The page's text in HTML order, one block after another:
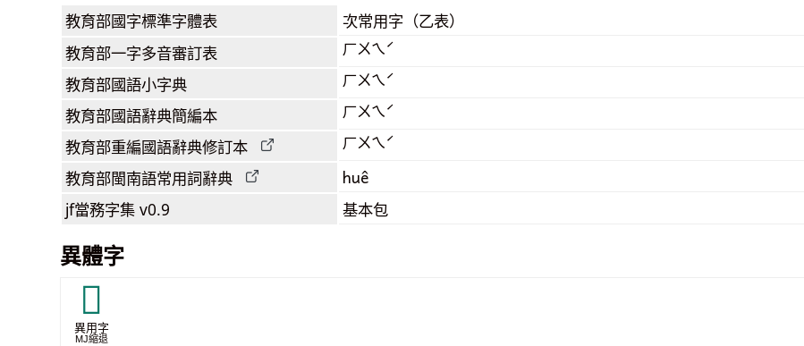
教育部國字標準字體表 次常用字（乙表）
教育部一字多音審訂表 ㄏㄨㄟˊ
教育部國語小字典 ㄏㄨㄟˊ
教育部國語辭典簡編本 ㄏㄨㄟˊ
教育部重編國語辭典修訂本 ㄏㄨㄟˊ
教育部閩南語常用詞辭典 huê
jf當務字集 v0.9 基本包
異體字
𭰁
異用字
MJ縮退